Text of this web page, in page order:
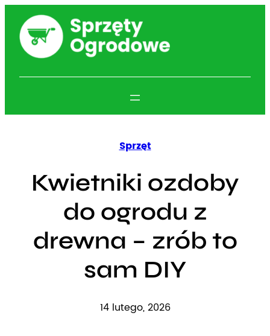
Przejdź
treści
Sprzęt
Kwietniki ozdoby
do ogrodu z
drewna – zrób to
sam DIY
14 lutego, 2026